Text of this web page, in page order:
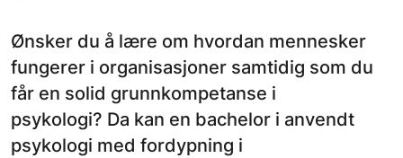
Ønsker du å lære om hvordan mennesker
fungerer i organisasjoner samtidig som du
får en solid grunnkompetanse i
psykologi? Da kan en bachelor i anvendt
psykologi med fordypning i